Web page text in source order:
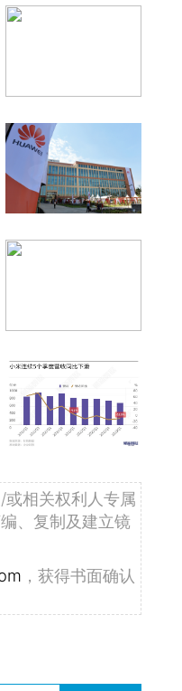
相关权利人专属
、复制及建立镜
，获得书面确认